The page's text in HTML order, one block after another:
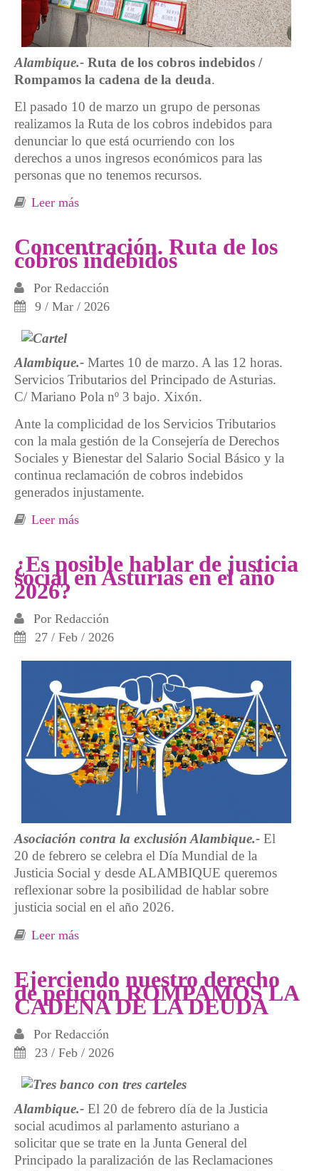
Alambique.- Ruta de los cobros indebidos /
Rompamos la cadena de la deuda.
El pasado 10 de marzo un grupo de personas
realizamos la Ruta de los cobros indebidos para
denunciar lo que está ocurriendo con los
derechos a unos ingresos económicos para las
personas que no tenemos recursos.
Leer más
Concentración. Ruta de los
cobros indebidos
Por Redacción
9 / Mar / 2026
Alambique.- Martes 10 de marzo. A las 12 horas.
Servicios Tributarios del Principado de Asturias.
C/ Mariano Pola nº 3 bajo. Xixón.
Ante la complicidad de los Servicios Tributarios
con la mala gestión de la Consejería de Derechos
Sociales y Bienestar del Salario Social Básico y la
continua reclamación de cobros indebidos
generados injustamente.
Leer más
¿Es posible hablar de justicia
social en Asturias en el año
2026?
Por Redacción
27 / Feb / 2026
Asociación contra la exclusión Alambique.- El
20 de febrero se celebra el Día Mundial de la
Justicia Social y desde ALAMBIQUE queremos
reflexionar sobre la posibilidad de hablar sobre
justicia social en el año 2026.
Leer más
Ejerciendo nuestro derecho
de petición ROMPAMOS LA
CADENA DE LA DEUDA
Por Redacción
23 / Feb / 2026
Alambique.- El 20 de febrero día de la Justicia
social acudimos al parlamento asturiano a
solicitar que se trate en la Junta General del
Principado la paralización de las Reclamaciones